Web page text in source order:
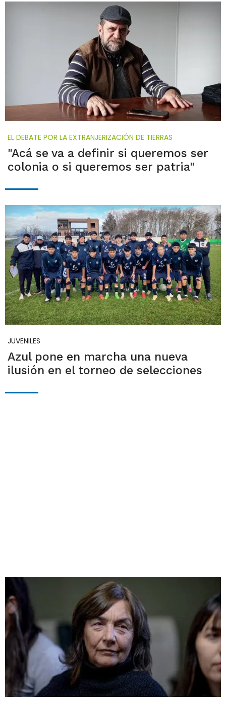
EL DEBATE POR LA EXTRANJERIZACIÓN DE TIERRAS
"Acá se va a definir si queremos ser
colonia o si queremos ser patria"
JUVENILES
Azul pone en marcha una nueva
ilusión en el torneo de selecciones